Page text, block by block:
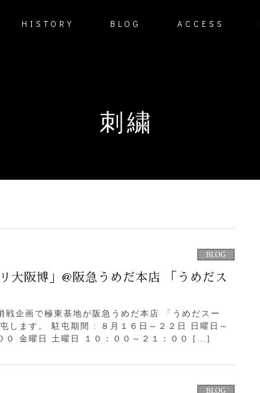
HISTORY BLOG ACCESS
刺繍
BLOG
大阪博」@阪急うめだ本店 「うめだス
戦企画で極東基地が阪急うめだ本店 「うめだスー
します。 駐屯期間 : ８月１６日～２２日 日曜日～
０ 金曜日 土曜日 １０：００～２１：００ […]
BLOG